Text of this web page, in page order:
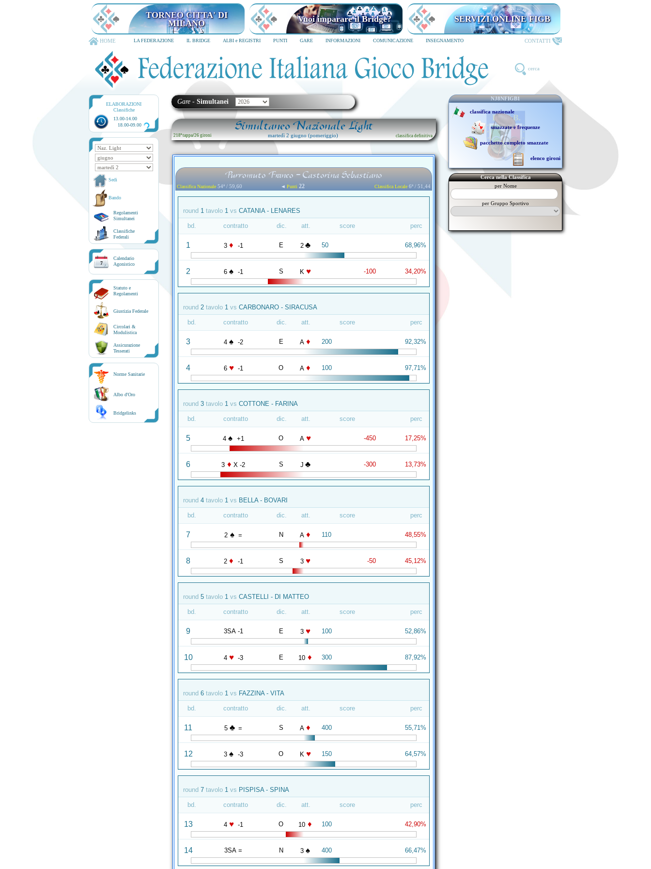
TORNEO CITTA' DI MILANO
6-8 dicembre 2026
Vuoi imparare il Bridge?
SCRIVICI SUBITO
SERVIZI ONLINE FIGB
riservati ai TESSERATI
HOME LA FEDERAZIONE IL BRIDGE ALBI e REGISTRI PUNTI GARE INFORMAZIONI COMUNICAZIONE INSEGNAMENTO CONTATTI
cerca
ELABORAZIONI
Classifiche
13.00-14.00
18.00-09.00
Sedi
Bando
Regolamenti
Simultanei
Classifiche
Federali
7
Calendario
Agonistico
Statuto e
Regolamenti
Giustizia Federale
Circolari &
Modulistica
Assicurazione
Tesserati
Norme Sanitarie
Albo d'Oro
Bridgelinks
Gare - Simultanei
Simultaneo Nazionale Light
218ª tappa/26 gironi martedì 2 giugno (pomeriggio) classifica definitiva
Purromuto Franco - Castorina Sebastiano
Classifica Nazionale 54ª / 59,60 ◄ Punti 22 Classifica Locale 6ª / 51,44
round 1 tavolo 1 vs CATANIA - LENARES
bd. contratto dic. att. score perc
1 3 ♦ -1 E 2 ♣ 50 68,96%
2 6 ♠ -1 S K ♥ -100 34,20%
round 2 tavolo 1 vs CARBONARO - SIRACUSA
bd. contratto dic. att. score perc
3 4 ♠ -2 E A ♦ 200 92,32%
4 6 ♥ -1 O A ♦ 100 97,71%
round 3 tavolo 1 vs COTTONE - FARINA
bd. contratto dic. att. score perc
5 4 ♠ +1 O A ♥ -450 17,25%
6 3 ♦ X -2 S J ♣ -300 13,73%
round 4 tavolo 1 vs BELLA - BOVARI
bd. contratto dic. att. score perc
7 2 ♠ = N A ♦ 110 48,55%
8 2 ♦ -1 S 3 ♥ -50 45,12%
round 5 tavolo 1 vs CASTELLI - DI MATTEO
bd. contratto dic. att. score perc
9 3SA -1 E 3 ♥ 100 52,86%
10 4 ♥ -3 E 10 ♦ 300 87,92%
round 6 tavolo 1 vs FAZZINA - VITA
bd. contratto dic. att. score perc
11 5 ♣ = S A ♦ 400 55,71%
12 3 ♠ -3 O K ♥ 150 64,57%
round 7 tavolo 1 vs PISPISA - SPINA
bd. contratto dic. att. score perc
13 4 ♥ -1 O 10 ♦ 100 42,90%
14 3SA = N 3 ♠ 400 66,47%
NJ8NFIGB1
classifica nazionale
smazzate e frequenze
pacchetto completo smazzate
elenco gironi
Cerca nella Classifica
per Nome
per Gruppo Sportivo